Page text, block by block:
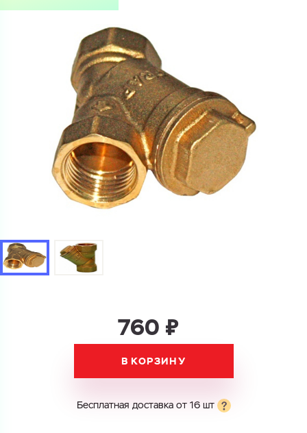
Купить как физ. лицо
Купить как юр. лицо
Имя
Номер телефона
Комментарий
Номер телефона
Перечислите товары, которые вас интересуют
и укажите какую информацию вы хотите по ним
получить. Мы свяжемся с вами в ближайшее время.
Запросить КП
Запросить Счёт
Номер телефона
Электронная почта760 ₽
В КОРЗИНУ
Бесплатная доставка от 16 шт